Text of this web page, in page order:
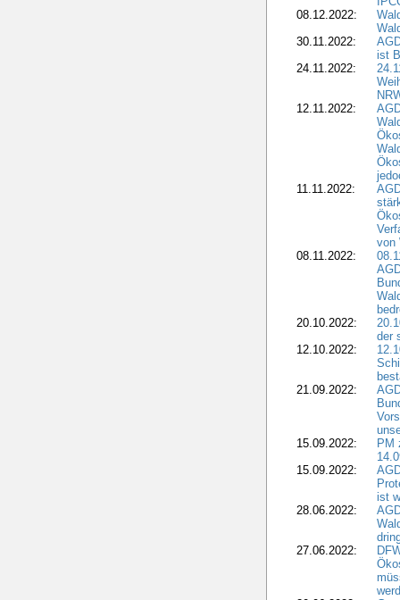
08.12.2022:
30.11.2022:
ist
24.11.2022:
12.11.2022:
11.11.2022:
von
08.11.2022:
20.10.2022:
der
12.10.2022:
21.09.2022:
15.09.2022:
PM
15.09.2022:
ist
28.06.2022:
27.06.2022: